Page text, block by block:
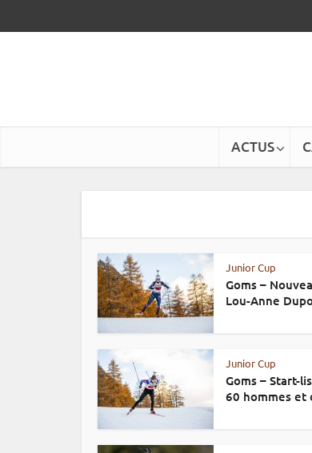
ACTUS
Junior Cup
Goms –
Lou-Anne
Junior Cup
Goms – Start-
60 hommes et